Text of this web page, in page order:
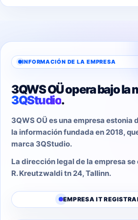
INFORMACIÓN DE LA EMPRESA
3QWS OÜ opera bajo la
3QStudio.
3QWS OÜ es una empresa estonia
la información fundada en 2018,
marca 3QStudio.
La dirección legal de la empresa se
R. Kreutzwaldi tn 24, Tallinn.
EMPRESA IT